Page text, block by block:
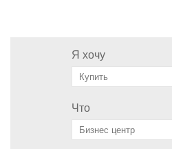
Я хочу
Что